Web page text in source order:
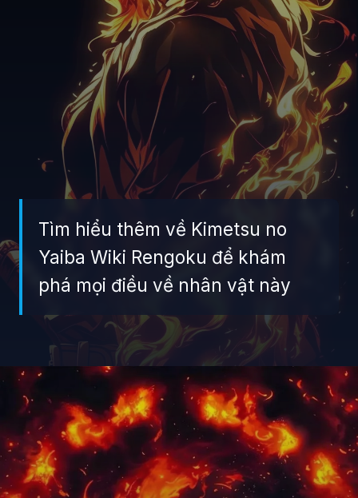
Tìm hiểu thêm về Kimetsu no
Yaiba Wiki Rengoku để khám
phá mọi điều về nhân vật này
https://giaydabonghana.com/rengoku